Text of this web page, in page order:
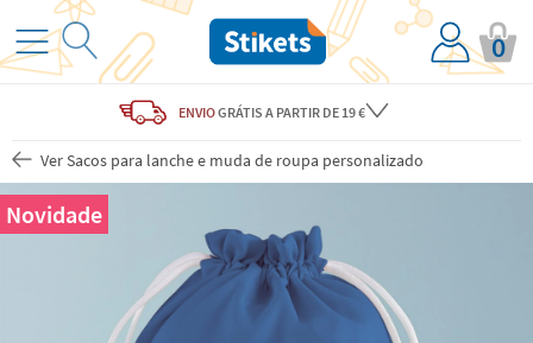
0
ENVIOGRÁTIS A PARTIR DE 19 €
Ver Sacos para lanche e muda de roupa personalizado
Novidade